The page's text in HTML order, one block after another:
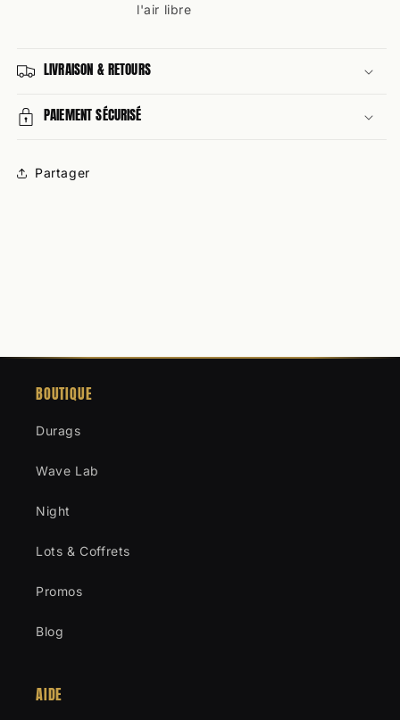
l'air libre
LIVRAISON & RETOURS
PAIEMENT SÉCURISÉ
Partager
BOUTIQUE
Durags
Wave Lab
Night
Lots & Coffrets
Promos
Blog
AIDE